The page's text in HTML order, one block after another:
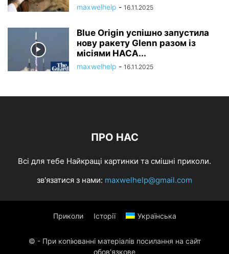
maxwelhelp - 16.11.2025
Blue Origin успішно запустила
нову ракету Glenn разом із
місіями НАСА...
maxwelhelp - 16.11.2025
ПРО НАС
Всі для тебе Найкращі картинки та смішні приколи.
зв'язатися з нами: maxwelhelp@gmail.com
Приколи Історії Українська
© - При копіюванні матеріалів посилання на сайт
обов'язкове